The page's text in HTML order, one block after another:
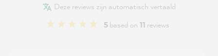
Deze reviews zijn automatisch vertaald
5based on 11 reviews